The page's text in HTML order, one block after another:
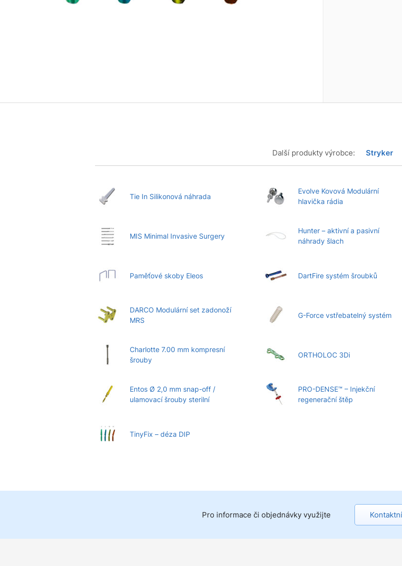
Další produkty výrobce: Stryker
Tie In Silikonová náhrada
Evolve Kovová Modulární
hlavička rádia
MIS Minimal Invasive Surgery
Hunter – aktivní a pasivní
náhrady šlach
Paměťové skoby Eleos DartFire systém šroubků
DARCO Modulární set zadonoží
MRS
G-Force vstřebatelný systém
Charlotte 7.00 mm kompresní
šrouby
ORTHOLOC 3Di
Entos Ø 2,0 mm snap-off /
ulamovací šrouby sterilní
PRO-DENSE™ – Injekční
regenerační štěp
TinyFix – déza DIP
Pro informace či objednávky využijte